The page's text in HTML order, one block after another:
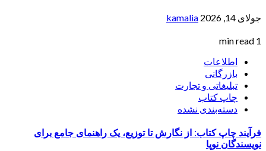
جولای 14, 2026 kamalia
1 min read
اطلاعات
بازرگانی
تبلیغاتی و تجارت
چاپ کتاب
دسته‌بندی نشده
فرآیند چاپ کتاب: از نگارش تا توزیع، یک راهنمای جامع برای
نویسندگان نوپا